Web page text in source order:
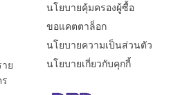
นโยบายคุ้มครองผู้ซื้อ
ขอแคตตาล็อก
นโยบายความเป็นส่วนตัว
นโยบายเกี่ยวกับคุกกี้
ย